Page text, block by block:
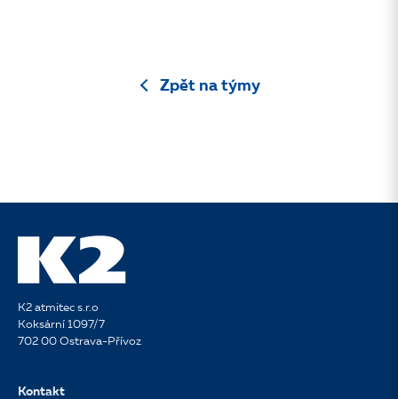
Zpět na týmy
K2 atmitec s.r.o
Koksární 1097/7
702 00 Ostrava-Přívoz
Kontakt